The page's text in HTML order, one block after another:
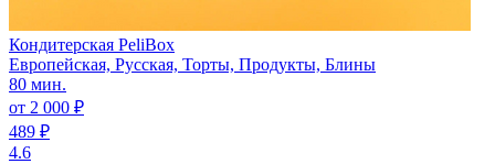
Кондитерская PeliBox
Европейская, Русская, Торты, Продукты, Блины
80 мин.
от 2 000 ₽
489 ₽
4.6